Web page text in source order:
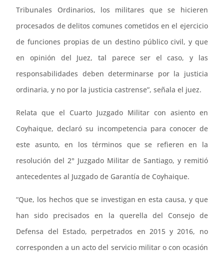
Tribunales Ordinarios, los militares que se hicieren
procesados de delitos comunes cometidos en el ejercicio
de funciones propias de un destino público civil, y que
en opinión del Juez, tal parece ser el caso, y las
responsabilidades deben determinarse por la justicia
ordinaria, y no por la justicia castrense”, señala el juez.
Relata que el Cuarto Juzgado Militar con asiento en
Coyhaique, declaró su incompetencia para conocer de
este asunto, en los términos que se refieren en la
resolución del 2° Juzgado Militar de Santiago, y remitió
antecedentes al Juzgado de Garantía de Coyhaique.
“Que, los hechos que se investigan en esta causa, y que
han sido precisados en la querella del Consejo de
Defensa del Estado, perpetrados en 2015 y 2016, no
corresponden a un acto del servicio militar o con ocasión